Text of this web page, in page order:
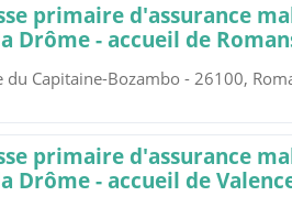
primaire d'assurance
Drôme - accueil de
du Capitaine-Bozambo - 26100,
primaire d'assurance
Drôme - accueil de